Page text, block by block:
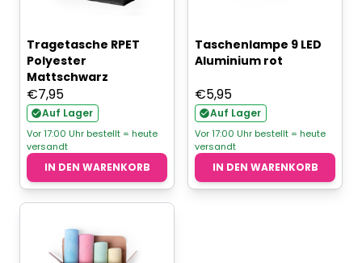
Tragetasche RPET
Polyester
Mattschwarz
€7,95
Auf Lager
Vor 17:00 Uhr bestellt = heute
versandt
IN DEN WARENKORB
Taschenlampe 9 LED
Aluminium rot
€5,95
Auf Lager
Vor 17:00 Uhr bestellt = heute
versandt
IN DEN WARENKORB